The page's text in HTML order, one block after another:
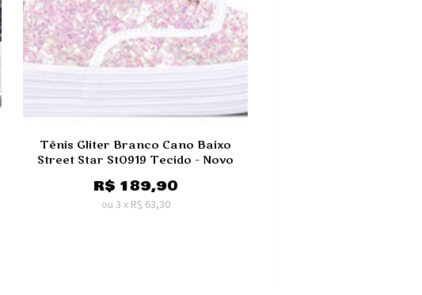
Tênis Gliter Branco Cano Baixo
Street Star St0919 Tecido - Novo
R$ 189,90
ou 3 x R$ 63,30